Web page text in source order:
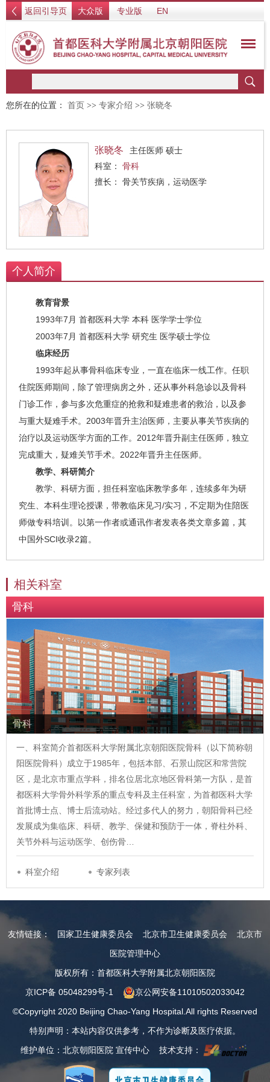
返回引导页 大众版 专业版 EN
您所在的位置： 首页 >> 专家介绍 >> 张晓冬
张晓冬
主任医师 硕士
科室： 骨科
擅长： 骨关节疾病，运动医学
个人简介
教育背景
1993年7月 首都医科大学 本科 医学学士学位
2003年7月 首都医科大学 研究生 医学硕士学位
临床经历
1993年起从事骨科临床专业，一直在临床一线工作。任职
住院医师期间，除了管理病房之外，还从事外科急诊以及骨科
门诊工作，参与多次危重症的抢救和疑难患者的救治，以及参
与重大疑难手术。2003年晋升主治医师，主要从事关节疾病的
治疗以及运动医学方面的工作。2012年晋升副主任医师，独立
完成重大，疑难关节手术。2022年晋升主任医师。
教学、科研简介
教学、科研方面，担任科室临床教学多年，连续多年为研
究生、本科生理论授课，带教临床见习/实习，不定期为住陪医
师做专科培训。以第一作者或通讯作者发表各类文章多篇，其
中国外SCI收录2篇。
相关科室
骨科
骨科
一、科室简介首都医科大学附属北京朝阳医院骨科（以下简称朝
阳医院骨科）成立于1985年，包括本部、石景山院区和常营院
区，是北京市重点学科，排名位居北京地区骨科第一方队，是首
都医科大学骨外科学系的重点专科及主任科室，为首都医科大学
首批博士点、博士后流动站。经过多代人的努力，朝阳骨科已经
发展成为集临床、科研、教学、保健和预防于一体，脊柱外科、
关节外科与运动医学、创伤骨…
科室介绍 专家列表
友情链接： 国家卫生健康委员会 北京市卫生健康委员会
北京市
医院管理中心
版权所有：首都医科大学附属北京朝阳医院
京ICP备 05048299号-1
京公网安备11010502033042
©Copyright 2020 Beijing Chao-Yang Hospital.All rights Reserved
特别声明：本站内容仅供参考，不作为诊断及医疗依据。
维护单位：北京朝阳医院 宣传中心 技术支持：